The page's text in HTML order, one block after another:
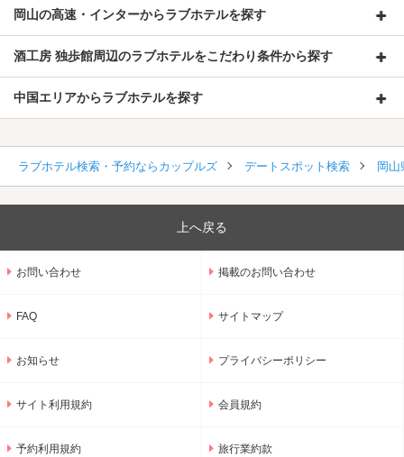
岡山の高速・インターからラブホテルを探す
酒工房 独歩館周辺のラブホテルをこだわり条件から探す
中国エリアからラブホテルを探す
ラブホテル検索・予約ならカップルズ デートスポット検索 岡
上へ戻る
お問い合わせ 掲載のお問い合わせ
FAQ サイトマップ
お知らせ プライバシーポリシー
サイト利用規約 会員規約
予約利用規約 旅行業約款